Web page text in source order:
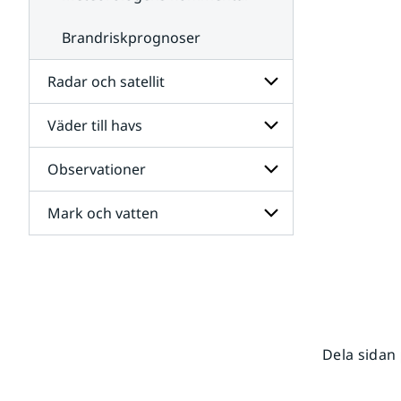
Brandriskprognoser
Radar och satellit
Undersidor
för
Radar
och
satellit
Väder till havs
Undersidor
för
Väder
till
havs
Observationer
Undersidor
för
Mark och vatten
Dela sidan